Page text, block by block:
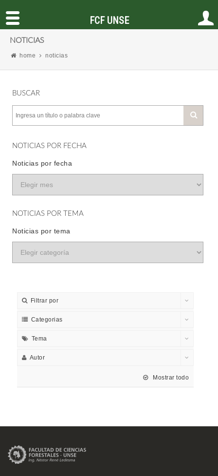
NOTICIAS
home noticias
BUSCAR
NOTICIAS POR FECHA
Noticias por fecha
NOTICIAS POR TEMA
Noticias por tema
Filtrar por
Categorias
Tema
Autor
Mostrar todo
FCF UNSE